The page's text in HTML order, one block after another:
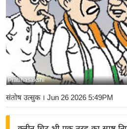
रा
ष्ट्री
य
र्रा
ष्ट्री
य
Prabhasakshi
संतोष उत्सुक। Jun 26 2026 5:49PM